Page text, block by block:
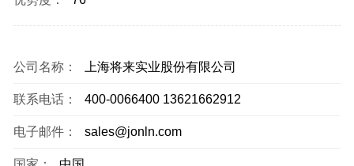
公司名称： 上海将来实业股份有限公司
联系电话： 400-0066400 13621662912
电子邮件： sales@jonln.com